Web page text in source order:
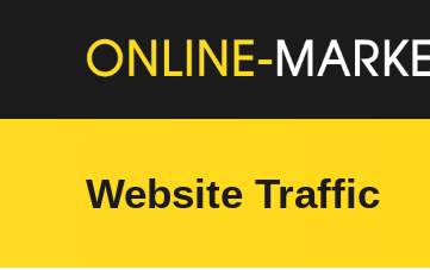
Website Traffic